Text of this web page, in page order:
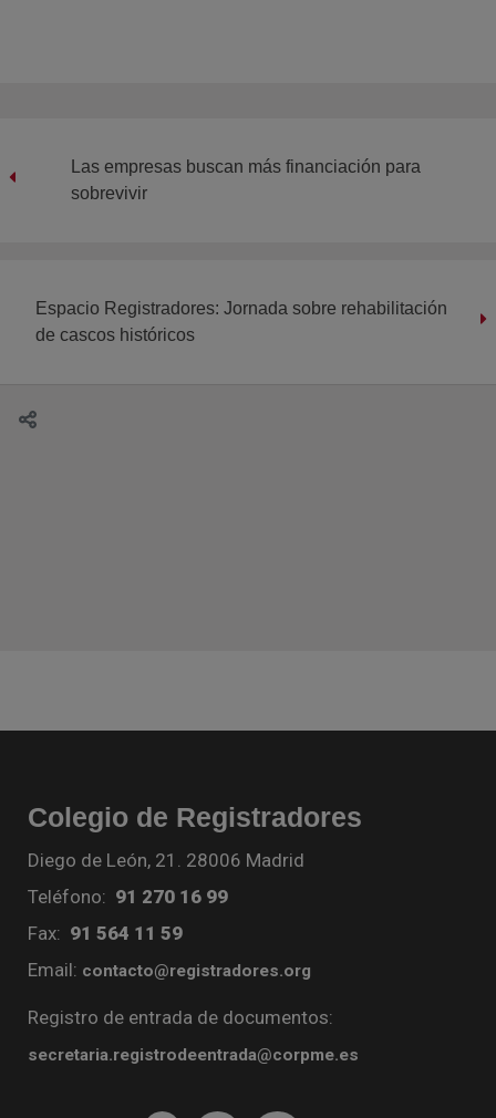
Las empresas buscan más financiación para
sobrevivir
Espacio Registradores: Jornada sobre rehabilitación
de cascos históricos
Colegio de Registradores
Diego de León, 21. 28006 Madrid
Teléfono: 91 270 16 99
Fax: 91 564 11 59
Email: contacto@registradores.org
Registro de entrada de documentos:
secretaria.registrodeentrada@corpme.es